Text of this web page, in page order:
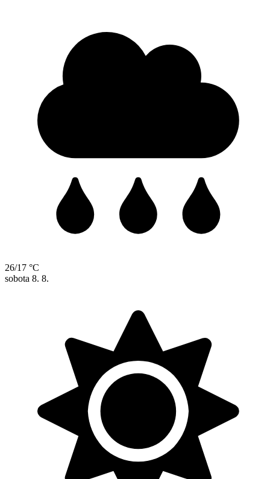
26/17 °C
sobota 8. 8.